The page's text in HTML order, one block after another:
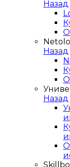
Назад
Назад
Назад